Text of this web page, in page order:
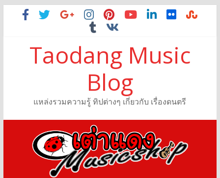
Taodang Music
Blog
แหล่งรวมความรู้ ทิปต่างๆ เกี่ยวกับ เรื่องดนตรี